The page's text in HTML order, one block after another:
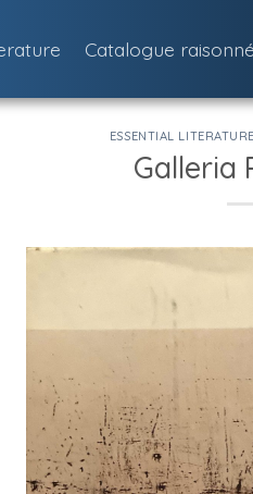
Catalogue raisonné
ESSENTIAL
Galleria